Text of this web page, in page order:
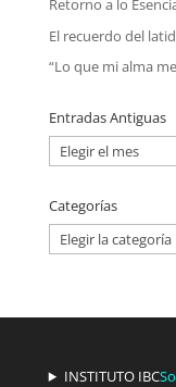
Retorno a lo
El recuerdo del
“Lo que mi alma
Entradas Antiguas
Entradas
Antiguas
Categorías
Categorías
INSTITUTO IBC